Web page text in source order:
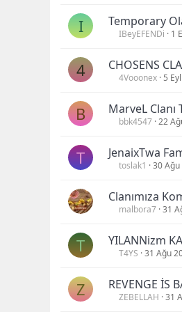
I Temporary
IBeyEFENDi 1
4 CHOSENS
4Vooonex 5
B MarveL Clanı
bbk4547 22
T JenaixTwa
toslak1 30
Clanımıza
malbora7 31
T YILANNizm
T4YS 31 Ağu
Z REVENGE İS
ZEBELLAH 31